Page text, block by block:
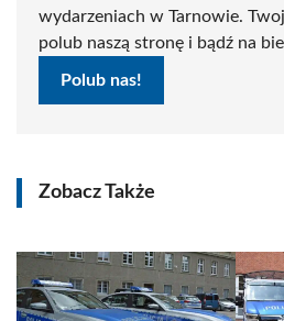
wydarzeniach w Tarnowie.
polub naszą stronę i bądź na
Polub nas!
Zobacz Także